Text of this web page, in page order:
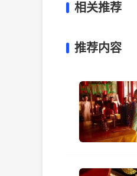
相关推荐
推荐内容